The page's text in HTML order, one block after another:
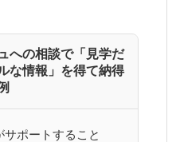
への相談で「見学だ
な情報」を得て納得
ポートすること